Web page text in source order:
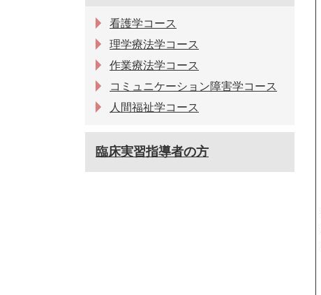
看護学コース
理学療法学コース
作業療法学コース
コミュニケーション障害学コース
人間福祉学コース
臨床実習指導者の方